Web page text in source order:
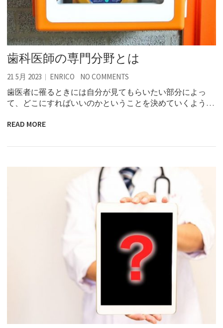
歯科医師の専門分野とは
21 5月 2023 ENRICO NO COMMENTS
歯医者に罹るときには自分が見てもらいたい部分によっ
て、どこにすればいいのかということを決めていくよう…
READ MORE